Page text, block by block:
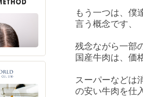
もう一つは、僕
言う概念です、
残念ながら一部
国産牛肉は、価
スーパーなどは
の安い牛肉を仕